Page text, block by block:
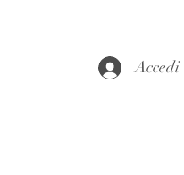
Accedi